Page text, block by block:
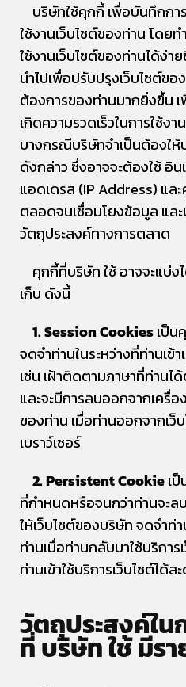
บริษัทใช้คุกกี้ เพื่อบันทึกกา
ใช้งานเว็บไซต์ของท่าน โดย
ใช้งานเว็บไซต์ของท่านได้ง่า
นำไปเพื่อปรับปรุงเว็บไซต์ข
ต้องการของท่านมากยิ่งขึ้น
เกิดความรวดเร็วในการใช้ง
บางกรณีบริษัทจำเป็นต้องใ
ดังกล่าว ซึ่งอาจจะต้องใช้ อิ
แอดเดรส (IP Address) แล
ตลอดจนเชื่อมโยงข้อมูล แล
วัตถุประสงค์ทางการตลาด
คุกกี้ที่บริษัท ใช้ อาจจะแบ่ง
เก็บ ดังนี้
1. Session Cookiesเป็น
จดจำท่านในระหว่างที่ท่านเข้
เช่น เฝ้าติดตามภาษาที่ท่านไ
และจะมีการลบออกจากเค
ของท่าน เมื่อท่านออกจากเว็
เบราว์เซอร์
2. Persistent Cookieเ
ที่กำหนดหรือจนกว่าท่านจะล
ให้เว็บไซต์ของบริษัท จดจำท่
ท่านเมื่อท่านกลับมาใช้บริการ
ท่านเข้าใช้บริการเว็บไซต์ได้
วัตถุประสงค์ใน
ที่ บริษัท ใช้ มีร